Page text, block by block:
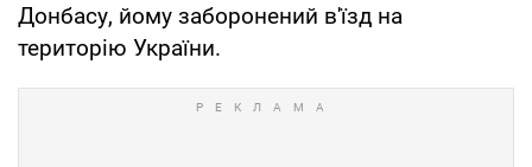
Донбасу, йому заборонений в'їзд на
територію України.